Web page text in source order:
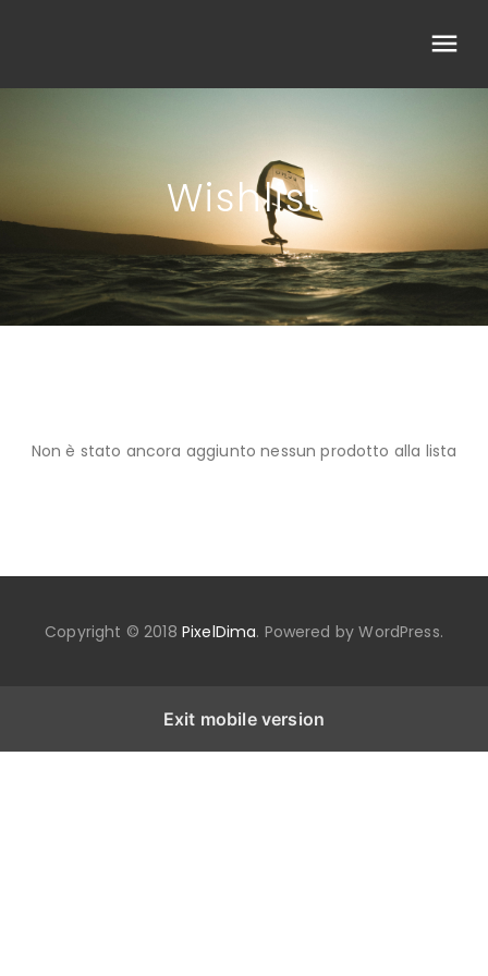
Wishlist
Non è stato ancora aggiunto nessun prodotto alla lista
Copyright © 2018 PixelDima. Powered by WordPress.
Exit mobile version